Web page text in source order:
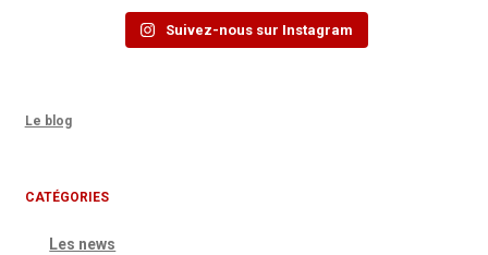
Suivez-nous sur Instagram
Le blog
CATÉGORIES
Les news